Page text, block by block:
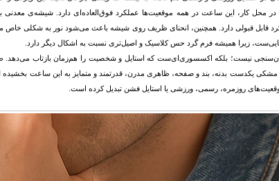
در محل کار، این ساعت در همه موقعیت‌ها عملکرد فوق‌العاده‌ای دارد. شیشه‌ی معدنی
قابل قبولی دارد. همچنین، انحنای ظریف روی شیشه باعث می‌شود نور به شکلی
زیرا همیشه فرم گرد حس کلاسیک و اصیل‌تری نسبت به اشکال دیگر دارد.
نیست؛ بلکه اکسسوری‌ای‌ست که استایل و شخصیت را هم‌زمان بازتاب می‌دهد.
مشکی یکدست بدنه، بند و صفحه، ظاهری مدرن، قدرتمند و متمایز به این ساعت بخشیده
روزمره، رسمی، ورزشی یا استایل فشن تبدیل کرده است.